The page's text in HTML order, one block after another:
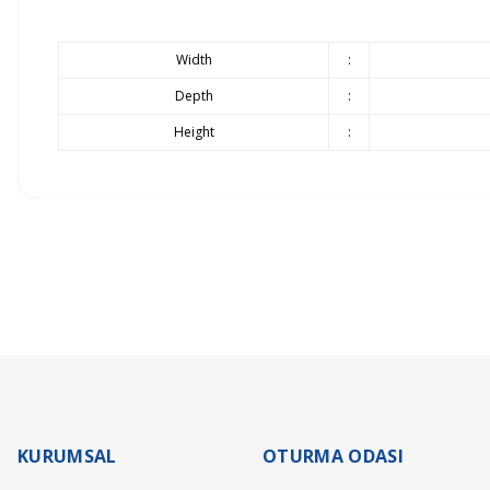
Width :
Depth
:
Height
:
KURUMSAL OTURMA ODASI